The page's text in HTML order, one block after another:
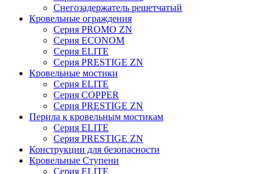
Снегозадержатель решетчатый
Кровельные ограждения
Серия PROMO ZN
Серия ECONOM
Серия ELITE
Серия PRESTIGE ZN
Кровельные мостики
Серия ELITE
Серия COPPER
Серия PRESTIGE ZN
Перила к кровельным мостикам
Серия ELITE
Серия PRESTIGE ZN
Конструкции для безопасности
Кровельные Ступени
Серия ELITE